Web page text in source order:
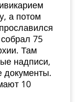
а потом
75
Там
надписи,
документы.
10